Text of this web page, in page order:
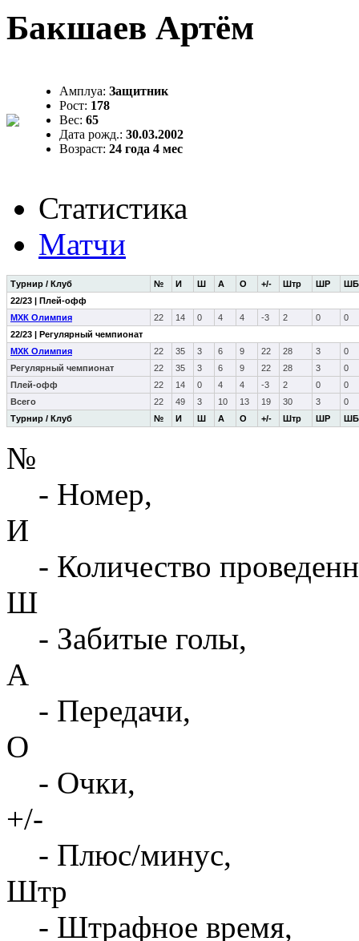
Бакшаев Артём
Амплуа: Защитник
Рост: 178
Вес: 65
Дата рожд.: 30.03.2002
Возраст: 24 года 4 мес
Статистика
Матчи
Турнир / Клуб № И Ш А О +/- Штр ШР ШБ
Турнир / Клуб № И Ш А О +/- Штр ШР ШБ
22/23 | Плей-офф
МХК Олимпия
22 14 0 4 4 -3 2 0
0
22/23 | Регулярный чемпионат
МХК Олимпия
22 35 3 6 9 22 28 3
0
Регулярный чемпионат
22 35 3 6 9 22 28 3
0
Плей-офф
22 14 0 4 4 -3 2 0
0
Всего
22 49 3 10 13 19 30 3 0
№
- Номер,
И
- Количество
Ш
- Забитые голы,
А
- Передачи,
О
- Очки,
+/-
- Плюс/минус,
Штр
- Штрафное время,